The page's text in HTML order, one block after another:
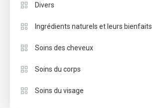
Divers
Ingrédients naturels et leurs bienfaits
Soins des cheveux
Soins du corps
Soins du visage